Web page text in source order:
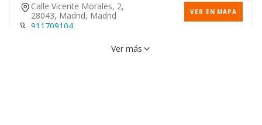
Calle Vicente Morales, 2,
28043, Madrid, Madrid
VER EN MAPA
911709104
Ver más